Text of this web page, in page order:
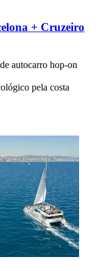
+ Cruzeiro
autocarro hop-on
pela costa